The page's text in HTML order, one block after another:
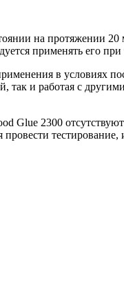
на протяжении 20
применять его
в условиях
так и работая с
Glue 2300
тестирование,